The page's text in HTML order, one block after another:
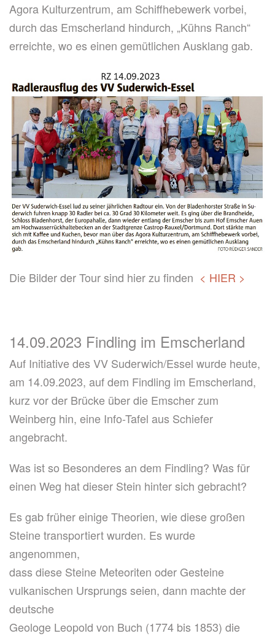
Agora Kulturzentrum, am Schiffhebewerk vorbei,
durch das Emscherland hindurch, „Kühns Ranch“
erreichte, wo es einen gemütlichen Ausklang gab.
Die Bilder der Tour sind hier zu finden < HIER >
14.09.2023 Findling im Emscherland
Auf Initiative des VV Suderwich/Essel wurde heute,
am 14.09.2023, auf dem Findling im Emscherland,
kurz vor der Brücke über die Emscher zum
Weinberg hin, eine Info-Tafel aus Schiefer
angebracht.
Was ist so Besonderes an dem Findling? Was für
einen Weg hat dieser Stein hinter sich gebracht?
Es gab früher einige Theorien, wie diese großen
Steine transportiert wurden. Es wurde
angenommen,
dass diese Steine Meteoriten oder Gesteine
vulkanischen Ursprungs seien, dann machte der
deutsche
Geologe Leopold von Buch (1774 bis 1853) die